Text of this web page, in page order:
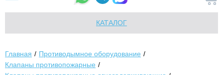
КАТАЛОГ
Главная
Противодымное оборудование
Клапаны противопожарные